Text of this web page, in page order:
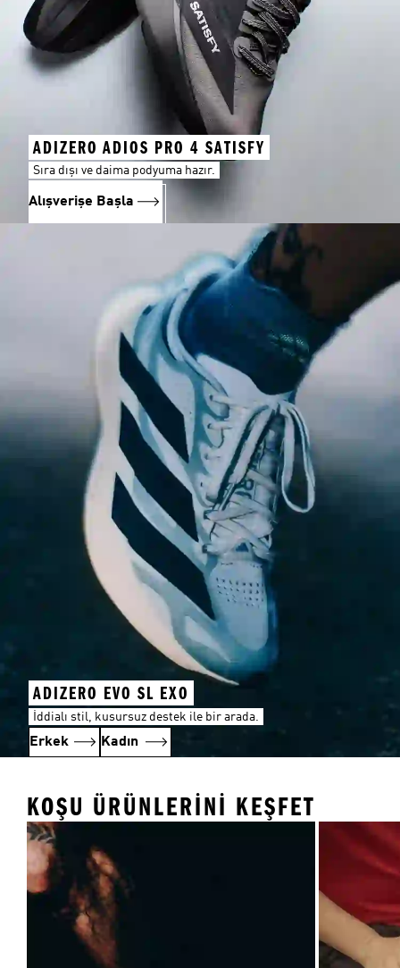
ADIZERO ADIOS PRO 4 SATISFY
Sıra dışı ve daima podyuma hazır.
Alışverişe Başla
ADIZERO EVO SL EXO
İddialı stil, kusursuz destek ile bir arada.
Erkek Kadın
KOŞU ÜRÜNLERINI KEŞFET